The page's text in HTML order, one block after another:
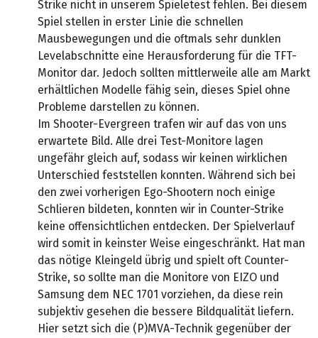
Strike nicht in unserem Spieletest fehlen. Bei diesem
Spiel stellen in erster Linie die schnellen
Mausbewegungen und die oftmals sehr dunklen
Levelabschnitte eine Herausforderung für die TFT-
Monitor dar. Jedoch sollten mittlerweile alle am Markt
erhältlichen Modelle fähig sein, dieses Spiel ohne
Probleme darstellen zu können.
Im Shooter-Evergreen trafen wir auf das von uns
erwartete Bild. Alle drei Test-Monitore lagen
ungefähr gleich auf, sodass wir keinen wirklichen
Unterschied feststellen konnten. Während sich bei
den zwei vorherigen Ego-Shootern noch einige
Schlieren bildeten, konnten wir in Counter-Strike
keine offensichtlichen entdecken. Der Spielverlauf
wird somit in keinster Weise eingeschränkt. Hat man
das nötige Kleingeld übrig und spielt oft Counter-
Strike, so sollte man die Monitore von EIZO und
Samsung dem NEC 1701 vorziehen, da diese rein
subjektiv gesehen die bessere Bildqualität liefern.
Hier setzt sich die (P)MVA-Technik gegenüber der